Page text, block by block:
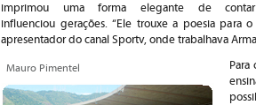
imprimou uma forma elegante de
influenciou gerações. “Ele trouxe a poesia para
apresentador do canal Sportv, onde trabalhava
Mauro Pimentel
Para